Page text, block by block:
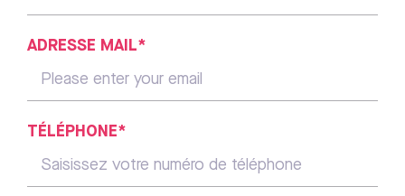
ADRESSE MAIL*
TÉLÉPHONE*